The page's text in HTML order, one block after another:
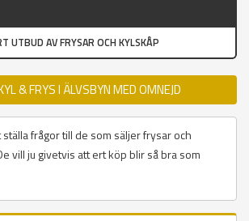
UTBUD AV FRYSAR OCH KYLSKÅP
& FRYS I ÄLVSBYN MED OMNEJD
frågor till de som säljer frysar och
vill ju givetvis att ert köp blir så bra som